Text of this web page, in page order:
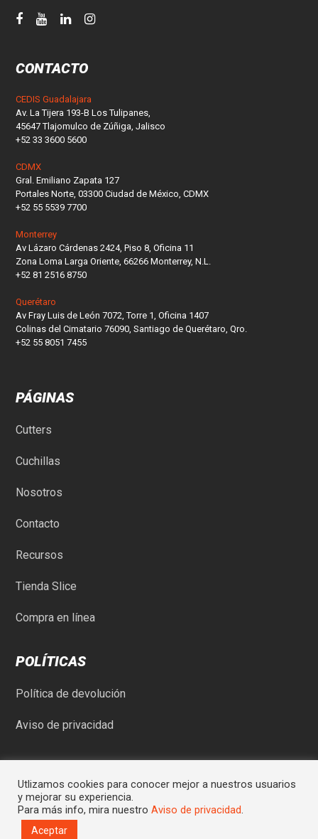
CONTACTO
CEDIS Guadalajara
Av. La Tijera 193-B Los Tulipanes,
45647 Tlajomulco de Zúñiga, Jalisco
+52 33 3600 5600
CDMX
Gral. Emiliano Zapata 127
Portales Norte, 03300 Ciudad de México, CDMX
+52 55 5539 7700
Monterrey
Av Lázaro Cárdenas 2424, Piso 8, Oficina 11
Zona Loma Larga Oriente, 66266 Monterrey, N.L.
+52 81 2516 8750
Querétaro
Av Fray Luis de León 7072, Torre 1, Oficina 1407
Colinas del Cimatario 76090, Santiago de Querétaro, Qro.
+52 55 8051 7455
PÁGINAS
Cutters
Cuchillas
Nosotros
Contacto
Recursos
Tienda Slice
Compra en línea
POLÍTICAS
Política de devolución
Aviso de privacidad
© Comercial Rod-May SA de CV | Sitio desarrollado por
Utlizamos cookies para conocer mejor a nuestros usuarios
y mejorar su experiencia.
Para más info, mira nuestro Aviso de privacidad.
Aceptar